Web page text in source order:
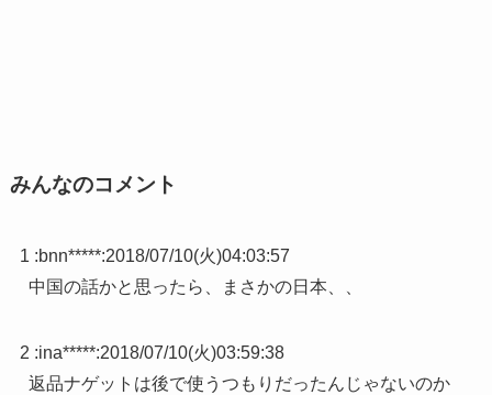
みんなのコメント
1 :bnn*****:2018/07/10(火)04:03:57
中国の話かと思ったら、まさかの日本、、
2 :ina*****:2018/07/10(火)03:59:38
返品ナゲットは後で使うつもりだったんじゃないのか